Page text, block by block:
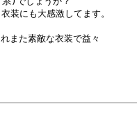
装にも大感激してます。
また素敵な衣装で益々